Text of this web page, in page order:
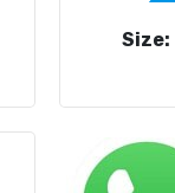
Size: